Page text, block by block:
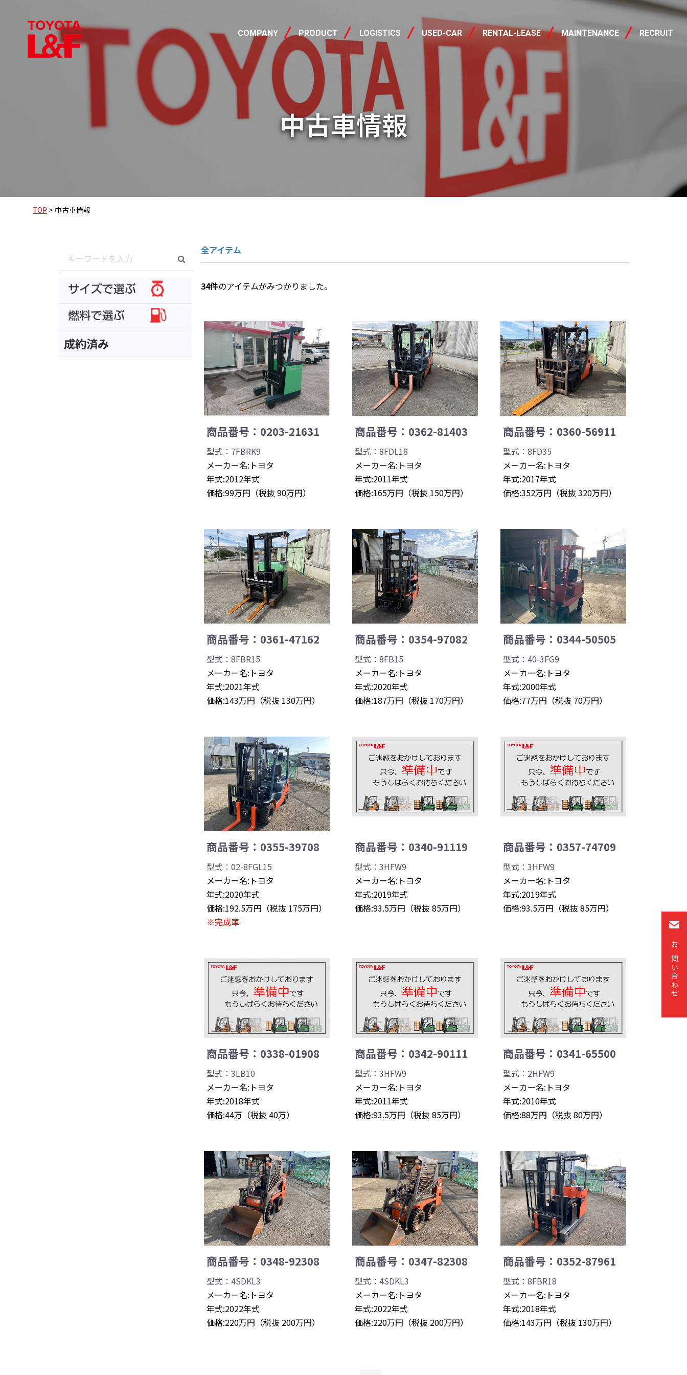
COMPANY
会社概要 PRODUCT
製品情報 LOGISTICS USED-CAR
中古車 RENTAL-LEASE
レンタル・リース MAINTENANCE RECRUIT
中古車情報
お問い合わせ
TOP > 中古車情報
成約済み
全アイテム
34件のアイテムがみつかりました。
商品番号：0203-21631
型式：7FBRK9
メーカー名:トヨタ
年式:2012年式
価格:99万円（税抜 90万円）
商品番号：0362-81403
型式：8FDL18
メーカー名:トヨタ
年式:2011年式
価格:165万円（税抜 150万円）
商品番号：0360-56911
型式：8FD35
メーカー名:トヨタ
年式:2017年式
価格:352万円（税抜 320万円）
商品番号：0361-47162
型式：8FBR15
メーカー名:トヨタ
年式:2021年式
価格:143万円（税抜 130万円）
商品番号：0354-97082
型式：8FB15
メーカー名:トヨタ
年式:2020年式
価格:187万円（税抜 170万円）
商品番号：0344-50505
型式：40-3FG9
メーカー名:トヨタ
年式:2000年式
価格:77万円（税抜 70万円）
商品番号：0355-39708
型式：02-8FGL15
メーカー名:トヨタ
年式:2020年式
価格:192.5万円（税抜 175万円）
※完成車
商品番号：0340-91119
型式：3HFW9
メーカー名:トヨタ
年式:2019年式
価格:93.5万円（税抜 85万円）
商品番号：0357-74709
型式：3HFW9
メーカー名:トヨタ
年式:2019年式
価格:93.5万円（税抜 85万円）
商品番号：0338-01908
型式：3LB10
メーカー名:トヨタ
年式:2018年式
価格:44万（税抜 40万）
商品番号：0342-90111
型式：3HFW9
メーカー名:トヨタ
年式:2011年式
価格:93.5万円（税抜 85万円）
商品番号：0341-65500
型式：2HFW9
メーカー名:トヨタ
年式:2010年式
価格:88万円（税抜 80万円）
商品番号：0348-92308
型式：4SDKL3
メーカー名:トヨタ
年式:2022年式
価格:220万円（税抜 200万円）
商品番号：0347-82308
型式：4SDKL3
メーカー名:トヨタ
年式:2022年式
価格:220万円（税抜 200万円）
商品番号：0352-87961
型式：8FBR18
メーカー名:トヨタ
年式:2018年式
価格:143万円（税抜 130万円）